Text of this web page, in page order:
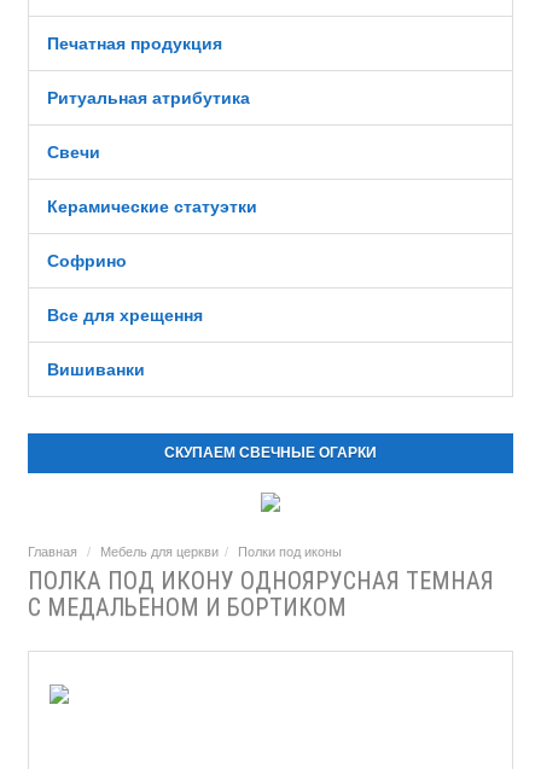
Печатная продукция
Ритуальная атрибутика
Свечи
Керамические статуэтки
Софрино
Все для хрещення
Вишиванки
СКУПАЕМ СВЕЧНЫЕ ОГАРКИ
Главная Мебель для церкви Полки под иконы
ПОЛКА ПОД ИКОНУ ОДНОЯРУСНАЯ ТЕМНАЯ
С МЕДАЛЬЕНОМ И БОРТИКОМ